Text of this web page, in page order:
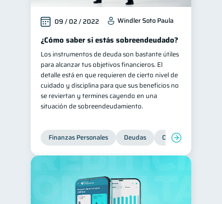
Finanzas familiares 25
Inclusión financiera 22
Bienestar financiero 22
Seguridad financiera 13
Salud financiera
Organización Financiera 10
Deudas Préstamos
Tarjeta de crédito 6
Ciberseguridad
Derechos & Deberes 4
Vacaciones 2
09 / 02 / 2022 Windler Soto Paula
¿Cómo saber si estás sobreendeudado?
Los instrumentos de deuda son bastante útiles
para alcanzar tus objetivos financieros. El
detalle está en que requieren de cierto nivel de
cuidado y disciplina para que sus beneficios no
se reviertan y termines cayendo en una
situación de sobreendeudamiento.
Finanzas Personales Deudas Organización